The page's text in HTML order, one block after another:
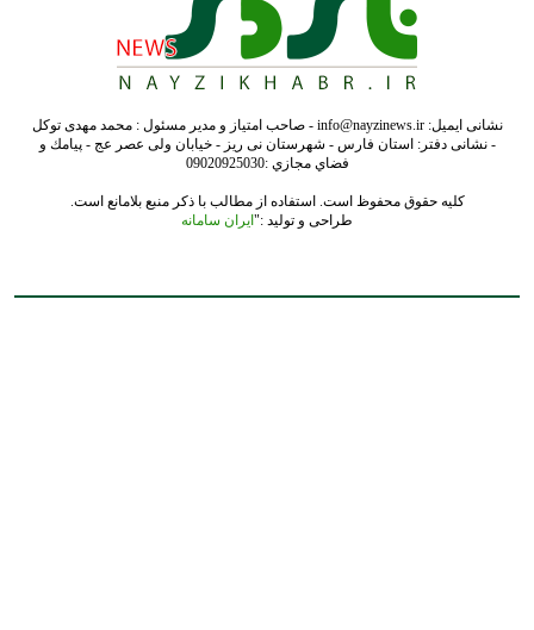
نشانی ایمیل: info@nayzinews.ir - صاحب امتیاز و مدیر مسئول : محمد مهدی توکل
- نشانی دفتر: استان فارس - شهرستان نی ریز - خیابان ولی عصر عج - پيامك و
فضاي مجازي :09020925030
کلیه حقوق محفوظ است. استفاده از مطالب با ذکر منبع بلامانع است.
طراحی و تولید :" ایران سامانه